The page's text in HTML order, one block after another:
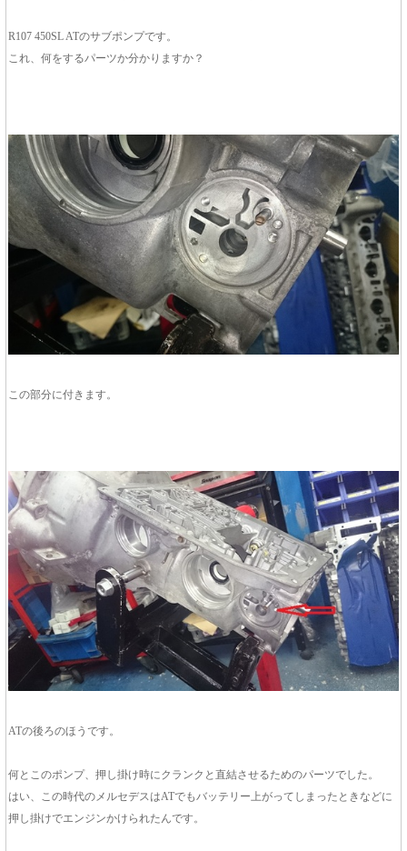
R107 450SL ATのサブポンプです。
これ、何をするパーツか分かりますか？
この部分に付きます。
ATの後ろのほうです。
何とこのポンプ、押し掛け時にクランクと直結させるためのパーツでした。
はい、この時代のメルセデスはATでもバッテリー上がってしまったときなどに
押し掛けでエンジンかけられたんです。